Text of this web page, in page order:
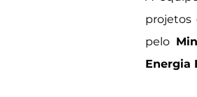
projetos
pelo
Energia